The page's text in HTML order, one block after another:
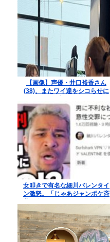
【画像】声優・井口裕香さん
(38)、またワイ達をシコらせに
女叩きで有名な細川バレンタイ
ン激怒。「じゃあジャンポケ斉